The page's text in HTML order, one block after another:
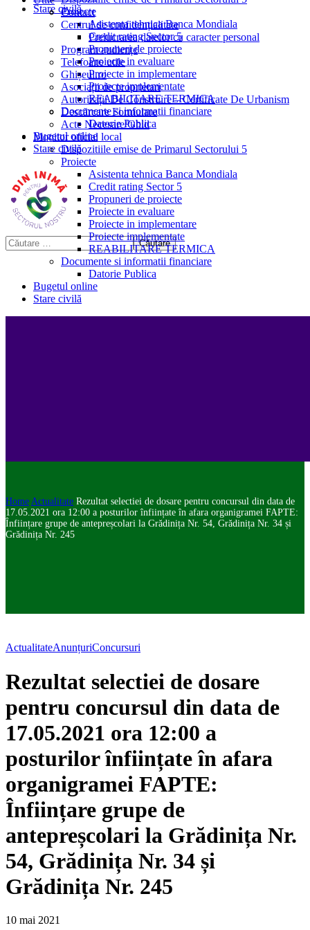
Stare civilă
Proiecte
Asistenta tehnica Banca Mondiala
Credit rating Sector 5
Propuneri de proiecte
Proiecte in evaluare
Proiecte in implementare
Proiecte implementate
REABILITARE TERMICA
Documente si informatii financiare
Datorie Publica
Bugetul online
Stare civilă
Contact
Centrul de confidențialitate
Prelucrarea datelor cu caracter personal
Program audiențe
Telefoane utile
Ghișeul.ro
Asociații de proprietari
Autorizații De Construire – Certificate De Urbanism
Descărcare Formulare
Acte Necesare/Ghid
Monitor oficial local
Dispozitiile emise de Primarul Sectorului 5
Proiecte
Asistenta tehnica Banca Mondiala
Credit rating Sector 5
Propuneri de proiecte
Proiecte in evaluare
Proiecte in implementare
Proiecte implementate
REABILITARE TERMICA
Documente si informatii financiare
Datorie Publica
Bugetul online
Stare civilă
Home Actualitate Rezultat selectiei de dosare pentru concursul din data de
17.05.2021 ora 12:00 a posturilor înființate în afara organigramei FAPTE:
Înființare grupe de antepreșcolari la Grădinița Nr. 54, Grădinița Nr. 34 și
Grădinița Nr. 245
ActualitateAnunțuriConcursuri
Rezultat selectiei de dosare
pentru concursul din data de
17.05.2021 ora 12:00 a
posturilor înființate în afara
organigramei FAPTE:
Înființare grupe de
antepreșcolari la Grădinița Nr.
54, Grădinița Nr. 34 și
Grădinița Nr. 245
10 mai 2021